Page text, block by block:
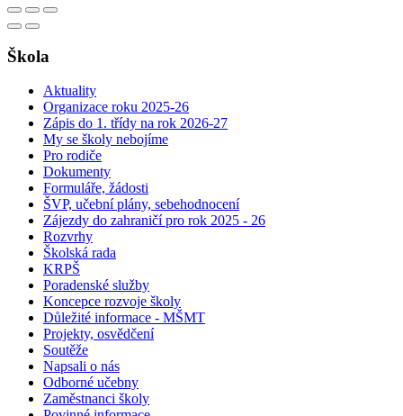
Škola
Aktuality
Organizace roku 2025-26
Zápis do 1. třídy na rok 2026-27
My se školy nebojíme
Pro rodiče
Dokumenty
Formuláře, žádosti
ŠVP, učební plány, sebehodnocení
Zájezdy do zahraničí pro rok 2025 - 26
Rozvrhy
Školská rada
KRPŠ
Poradenské služby
Koncepce rozvoje školy
Důležité informace - MŠMT
Projekty, osvědčení
Soutěže
Napsali o nás
Odborné učebny
Zaměstnanci školy